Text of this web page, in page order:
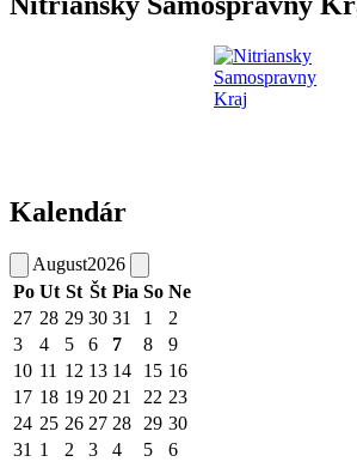
Kalendár
August2026
Po Ut St Št Pia So Ne
27 28 29 30 31 1
2
3
4 5 6 7 8
9
10 11 12 13 14 15 16
17 18 19 20 21 22 23
24 25 26 27 28 29 30
31 1 2 3 4 5 6